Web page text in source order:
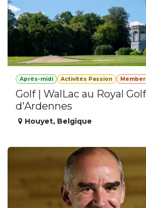
Après-midi Activités Passion
Golf | WalLac au Royal
d'Ardennes
Houyet, Belgique